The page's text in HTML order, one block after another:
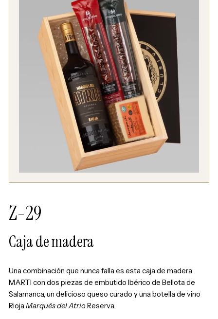
Z-29
Caja de madera
Una combinación que nunca falla es esta caja de madera
MARTI con dos piezas de embutido Ibérico de Bellota de
Salamanca, un delicioso queso curado y una botella de vino
Rioja Marqués del AtrioReserva.